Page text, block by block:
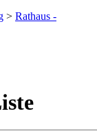
> Rathaus -